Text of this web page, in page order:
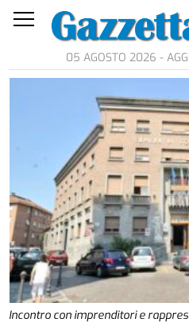
05 AGOSTO 2026 -
Incontro con imprenditori e